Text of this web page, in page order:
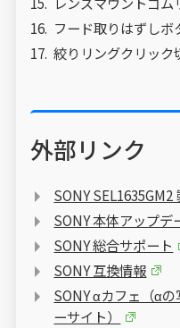
フード取りはずしボ
絞りリングクリック
外部リンク
SONY SEL1635GM2
SONY 本体アップデ
SONY 総合サポート
SONY 互換情報
SONY αカフェ（α
ーサイト）